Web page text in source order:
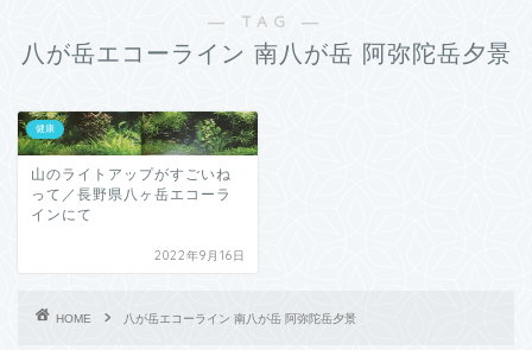
― TAG ―
八が岳エコーライン 南八が岳 阿弥陀岳夕景
健康
山のライトアップがすごいね
って／長野県八ヶ岳エコーラ
インにて
2022年9月16日
HOME 八が岳エコーライン 南八が岳 阿弥陀岳夕景